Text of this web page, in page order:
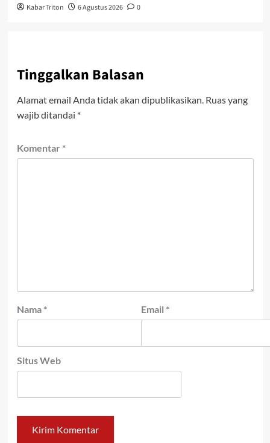
Kabar Triton 6 Agustus 2026 0
Tinggalkan Balasan
Alamat email Anda tidak akan dipublikasikan. Ruas yang
wajib ditandai *
Komentar *
Nama * Email *
Situs Web